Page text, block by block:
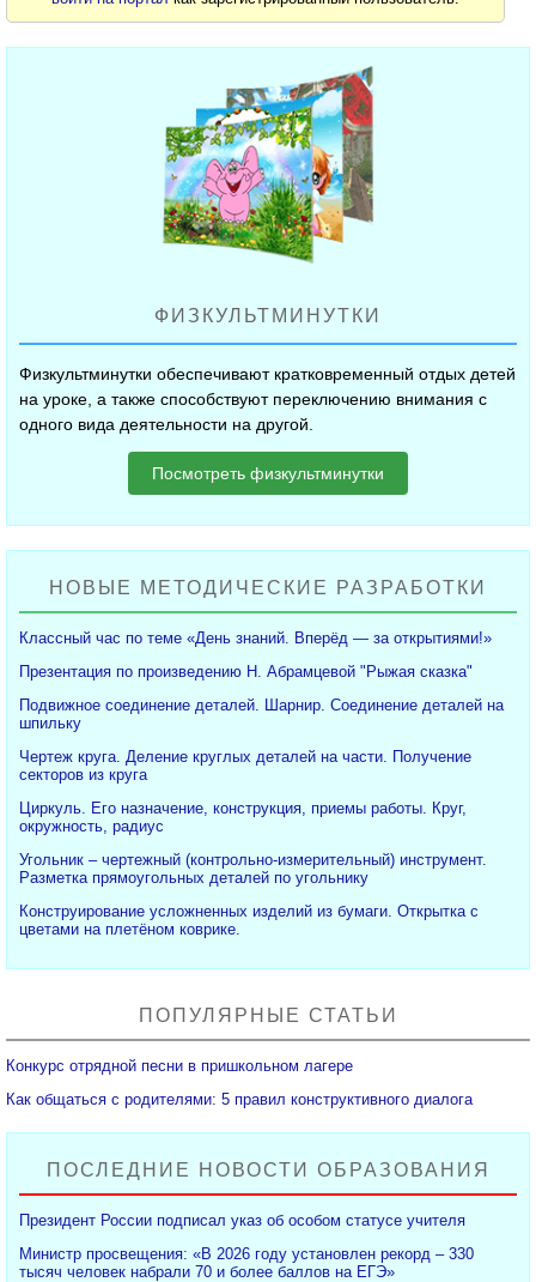
ФИЗКУЛЬТМИНУТКИ
Физкультминутки обеспечивают кратковременный отдых детей
на уроке, а также способствуют переключению внимания с
одного вида деятельности на другой.
Посмотреть физкультминутки
НОВЫЕ МЕТОДИЧЕСКИЕ РАЗРАБОТКИ
Классный час по теме «День знаний. Вперёд — за открытиями!»
Презентация по произведению Н. Абрамцевой "Рыжая сказка"
Подвижное соединение деталей. Шарнир. Соединение деталей на
шпильку
Чертеж круга. Деление круглых деталей на части. Получение
секторов из круга
Циркуль. Его назначение, конструкция, приемы работы. Круг,
окружность, радиус
Угольник – чертежный (контрольно-измерительный) инструмент.
Разметка прямоугольных деталей по угольнику
Конструирование усложненных изделий из бумаги. Открытка с
цветами на плетёном коврике.
ПОПУЛЯРНЫЕ СТАТЬИ
Конкурс отрядной песни в пришкольном лагере
Как общаться с родителями: 5 правил конструктивного диалога
ПОСЛЕДНИЕ НОВОСТИ ОБРАЗОВАНИЯ
Президент России подписал указ об особом статусе учителя
Министр просвещения: «В 2026 году установлен рекорд – 330
тысяч человек набрали 70 и более баллов на ЕГЭ»